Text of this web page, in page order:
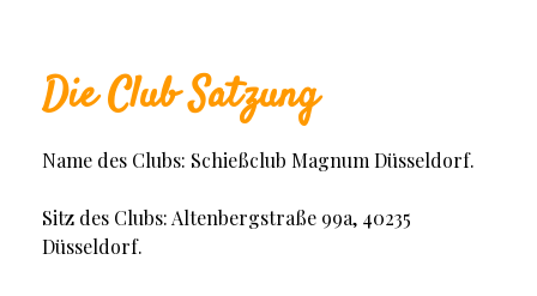
Die Club Satzung
Name des Clubs: Schießclub Magnum Düsseldorf.
Sitz des Clubs: Altenbergstraße 99a, 40235
Düsseldorf.